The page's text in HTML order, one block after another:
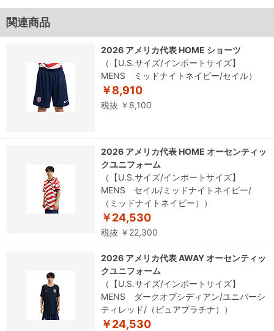
関連商品
2026 アメリカ代表 HOME ショーツ
（【U.S.サイズ/インポートサイズ】
MENS ミッドナイトネイビー/セイル）
￥8,910
税抜 ￥8,100
2026 アメリカ代表 HOME オーセンティッ
クユニフォーム
（【U.S.サイズ/インポートサイズ】
MENS セイル/ミッドナイトネイビー/
（ミッドナイトネイビー））
￥24,530
税抜 ￥22,300
2026 アメリカ代表 AWAY オーセンティッ
クユニフォーム
（【U.S.サイズ/インポートサイズ】
MENS ダークオブシディアン/ユニバーシ
ティレッド/（ピュアプラチナ））
￥24,530